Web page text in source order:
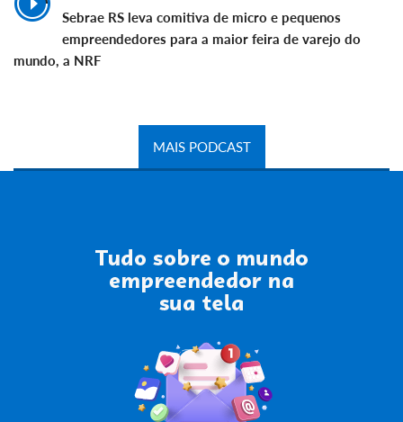
Sebrae RS leva comitiva de micro e pequenos
empreendedores para a maior feira de varejo do
mundo, a NRF
MAIS PODCAST